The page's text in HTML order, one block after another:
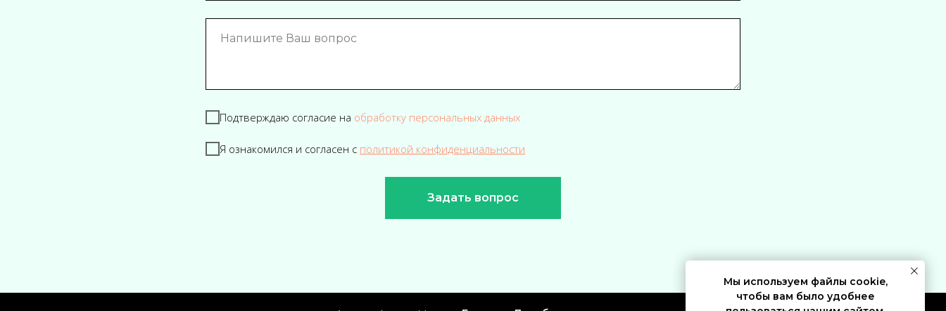
Подтверждаю согласие на обработку персональных данных
Я ознакомился и согласен с политикой конфиденциальности
Задать вопрос
Мы используем файлы cookie,
чтобы вам было удобнее